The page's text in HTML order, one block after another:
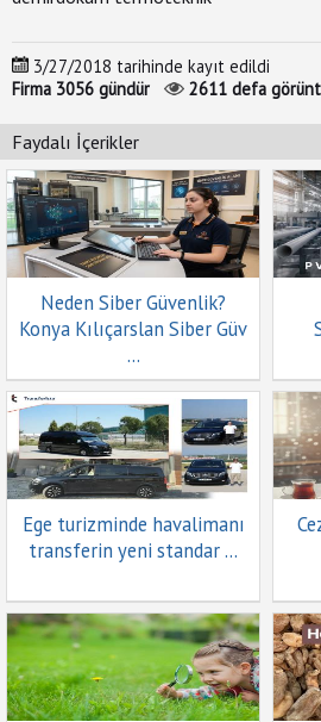
Çumra
Hava
Durumu
Çumra
Sağlık
Ocakları
Çumra'da
Bugün
Nöbetçi
İletişim
&
Yardım
Firma
3/27/2018 tarihinde kayıt edildi
Firma 3056 gündür 2611 defa
Faydalı İçerikler
Neden Siber Güvenlik?
Konya Kılıçarslan Siber Güv
...
Ege turizminde havalimanı
transferin yeni standar ...